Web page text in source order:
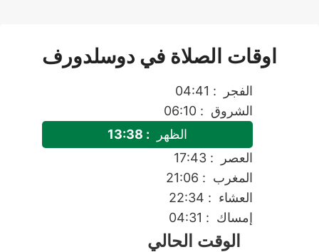
اوقات الصلاة في دوسلدورف
الفجر
: 04:41
الشروق : 06:10
الظهر
: 13:38
العصر
: 17:43
المغرب : 21:06
العشاء : 22:34
إمساك : 04:31
الوقت الحالي